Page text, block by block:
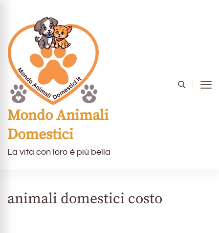
Mondo Animali
Domestici
La vita con loro è più bella
animali domestici costo